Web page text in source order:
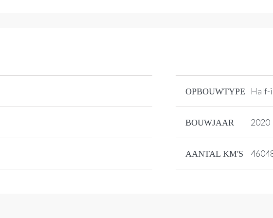
OPBOUWTYPE Half-
BOUWJAAR 2020
AANTAL KM'S